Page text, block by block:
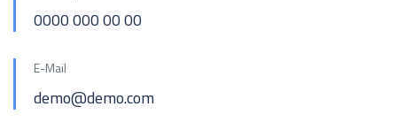
0000 000 00 00
E-Mail
demo@demo.com